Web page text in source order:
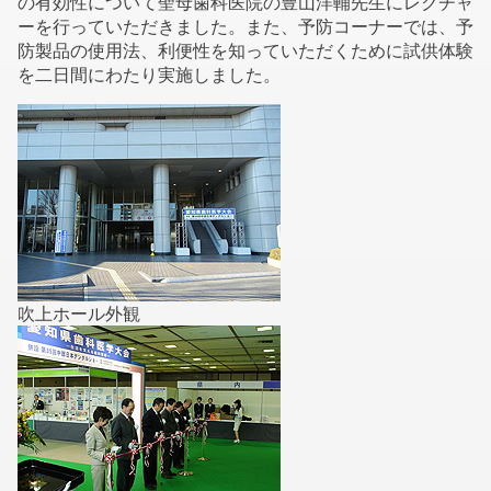
ーを行っていただきました。また、予防コーナーでは、予
防製品の使用法、利便性を知っていただくために試供体験
を二日間にわたり実施しました。
吹上ホール外観